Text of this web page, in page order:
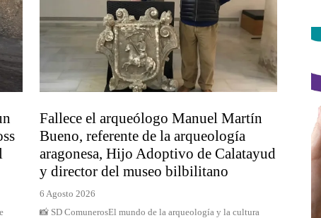
Fallece el arqueólogo Manuel Martín
Bueno, referente de la arqueología
aragonesa, Hijo Adoptivo de Calatayud
y director del museo bilbilitano
6 Agosto 2026
📸 SD ComunerosEl mundo de la arqueología y la cultura